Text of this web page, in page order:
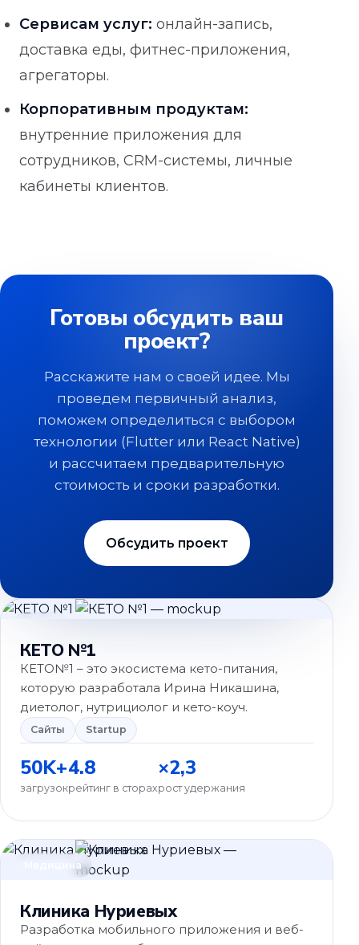
Сервисам услуг: онлайн-запись,
доставка еды, фитнес-приложения,
агрегаторы.
Корпоративным продуктам:
внутренние приложения для
сотрудников, CRM-системы, личные
кабинеты клиентов.
Готовы обсудить ваш
проект?
Расскажите нам о своей идее. Мы
проведем первичный анализ,
поможем определиться с выбором
технологии (Flutter или React Native)
и рассчитаем предварительную
стоимость и сроки разработки.
Обсудить проект
КЕТО №1
КЕТО№1 – это экосистема кето-питания,
которую разработала Ирина Никашина,
диетолог, нутрициолог и кето-коуч.
Сайты Startup
50K+
загрузок
4.8
рейтинг в сторах
×2,3
рост удержания
Медицина
Клиника Нуриевых
Разработка мобильного приложения и веб-